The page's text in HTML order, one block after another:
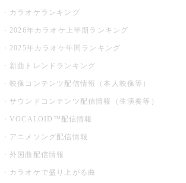
カラオケランキング
2026年カラオケ上半期ランキング
2025年カラオケ年間ランキング
新曲トレンドランキング
映像コンテンツ配信情報（本人映像等）
サウンドコンテンツ配信情報（生演奏等）
VOCALOID™配信情報
アニメソング配信情報
外国曲配信情報
カラオケで盛り上がる曲